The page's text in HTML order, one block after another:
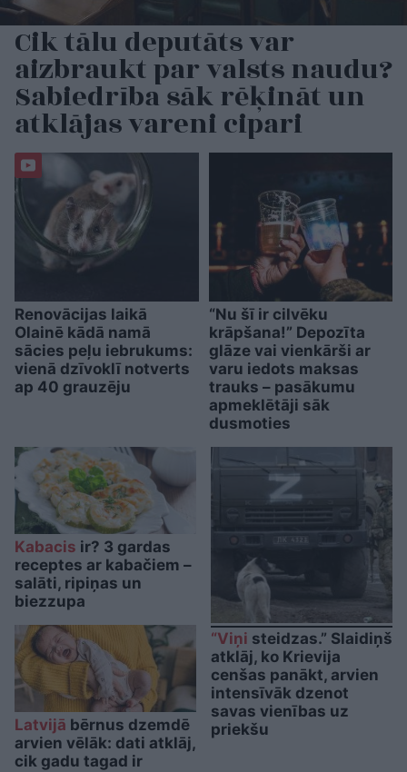
Cik tālu deputāts var
aizbraukt par valsts naudu?
Sabiedrība sāk rēķināt un
atklājas vareni cipari
Renovācijas laikā
Olainē kādā namā
sācies peļu iebrukums:
vienā dzīvoklī notverts
ap 40 grauzēju
“Nu šī ir cilvēku
krāpšana!” Depozīta
glāze vai vienkārši ar
varu iedots maksas
trauks – pasākumu
apmeklētāji sāk
dusmoties
Kabacis ir? 3 gardas
receptes ar kabačiem –
salāti, ripiņas un
biezzupa
Latvijā bērnus dzemdē
arvien vēlāk: dati atklāj,
cik gadu tagad ir
“Viņi steidzas.” Slaidiņš
atklāj, ko Krievija
cenšas panākt, arvien
intensīvāk dzenot
savas vienības uz
priekšu